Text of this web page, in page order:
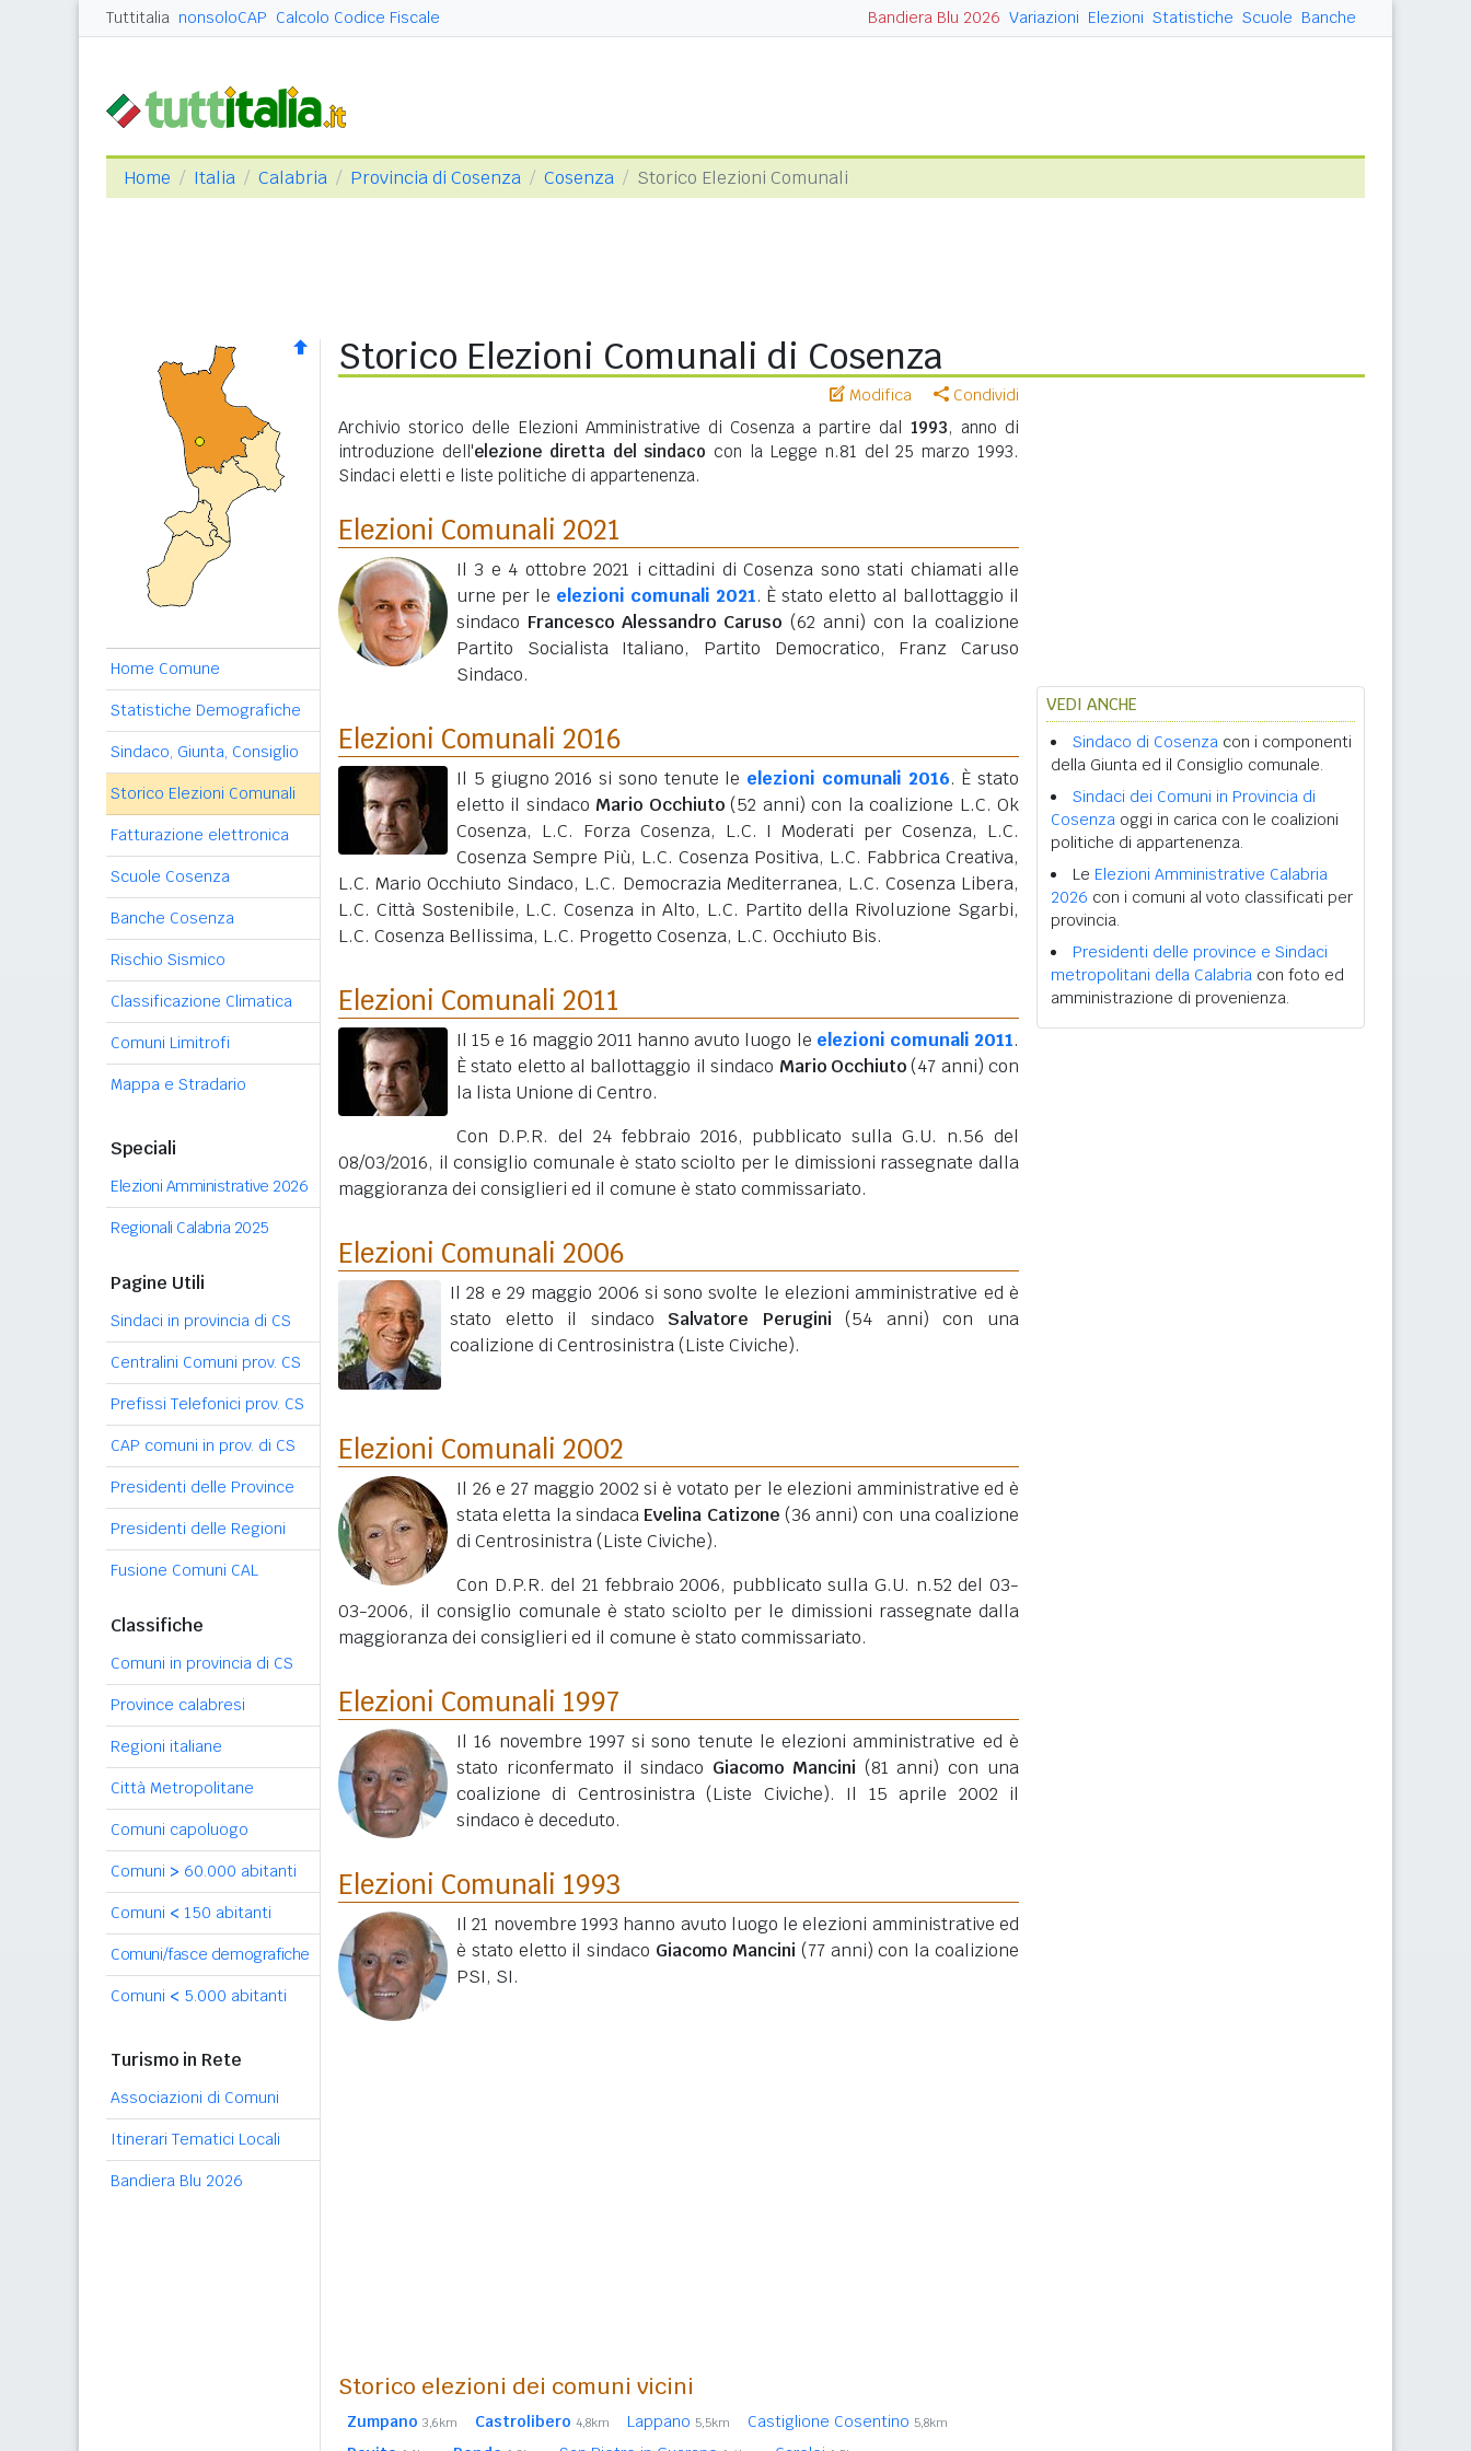
Tuttitalia nonsoloCAP Calcolo Codice Fiscale Bandiera Blu 2026 Variazioni Elezioni Statistiche Scuole Banche
Home Italia Calabria Provincia di Cosenza Cosenza Storico Elezioni Comunali
Home Comune
Statistiche Demografiche
Sindaco, Giunta, Consiglio
Storico Elezioni Comunali
Fatturazione elettronica
Scuole Cosenza
Banche Cosenza
Rischio Sismico
Classificazione Climatica
Comuni Limitrofi
Mappa e Stradario
Speciali
Elezioni Amministrative 2026
Regionali Calabria 2025
Pagine Utili
Sindaci in provincia di CS
Centralini Comuni prov. CS
Prefissi Telefonici prov. CS
CAP comuni in prov. di CS
Presidenti delle Province
Presidenti delle Regioni
Fusione Comuni CAL
Classifiche
Comuni in provincia di CS
Province calabresi
Regioni italiane
Città Metropolitane
Comuni capoluogo
Comuni > 60.000 abitanti
Comuni < 150 abitanti
Comuni/fasce demografiche
Comuni < 5.000 abitanti
Turismo in Rete
Associazioni di Comuni
Itinerari Tematici Locali
Bandiera Blu 2026
Storico Elezioni Comunali di Cosenza
Modifica Condividi
Archivio storico delle Elezioni Amministrative di Cosenza a partire dal 1993, anno di
introduzione dell'elezione diretta del sindaco con la Legge n.81 del 25 marzo 1993.
Sindaci eletti e liste politiche di appartenenza.
Elezioni Comunali 2021
Il 3 e 4 ottobre 2021 i cittadini di Cosenza sono stati chiamati alle
urne per le elezioni comunali 2021. È stato eletto al ballottaggio il
sindaco Francesco Alessandro Caruso (62 anni) con la coalizione
Partito Socialista Italiano, Partito Democratico, Franz Caruso
Sindaco.
Elezioni Comunali 2016
Il 5 giugno 2016 si sono tenute le elezioni comunali 2016. È stato
eletto il sindaco Mario Occhiuto (52 anni) con la coalizione L.C. Ok
Cosenza, L.C. Forza Cosenza, L.C. I Moderati per Cosenza, L.C.
Cosenza Sempre Più, L.C. Cosenza Positiva, L.C. Fabbrica Creativa,
L.C. Mario Occhiuto Sindaco, L.C. Democrazia Mediterranea, L.C. Cosenza Libera,
L.C. Città Sostenibile, L.C. Cosenza in Alto, L.C. Partito della Rivoluzione Sgarbi,
L.C. Cosenza Bellissima, L.C. Progetto Cosenza, L.C. Occhiuto Bis.
Elezioni Comunali 2011
Il 15 e 16 maggio 2011 hanno avuto luogo le elezioni comunali 2011.
È stato eletto al ballottaggio il sindaco Mario Occhiuto (47 anni) con
la lista Unione di Centro.
Con D.P.R. del 24 febbraio 2016, pubblicato sulla G.U. n.56 del
08/03/2016, il consiglio comunale è stato sciolto per le dimissioni rassegnate dalla
maggioranza dei consiglieri ed il comune è stato commissariato.
Elezioni Comunali 2006
Il 28 e 29 maggio 2006 si sono svolte le elezioni amministrative ed è
stato eletto il sindaco Salvatore Perugini (54 anni) con una
coalizione di Centrosinistra (Liste Civiche).
Elezioni Comunali 2002
Il 26 e 27 maggio 2002 si è votato per le elezioni amministrative ed è
stata eletta la sindaca Evelina Catizone (36 anni) con una coalizione
di Centrosinistra (Liste Civiche).
Con D.P.R. del 21 febbraio 2006, pubblicato sulla G.U. n.52 del 03-
03-2006, il consiglio comunale è stato sciolto per le dimissioni rassegnate dalla
maggioranza dei consiglieri ed il comune è stato commissariato.
Elezioni Comunali 1997
Il 16 novembre 1997 si sono tenute le elezioni amministrative ed è
stato riconfermato il sindaco Giacomo Mancini (81 anni) con una
coalizione di Centrosinistra (Liste Civiche). Il 15 aprile 2002 il
sindaco è deceduto.
Elezioni Comunali 1993
Il 21 novembre 1993 hanno avuto luogo le elezioni amministrative ed
è stato eletto il sindaco Giacomo Mancini (77 anni) con la coalizione
PSI, SI.
Storico elezioni dei comuni vicini
Zumpano 3,6km Castrolibero 4,8km Lappano 5,5km Castiglione Cosentino 5,8km
VEDI ANCHE
Sindaco di Cosenza con i componenti
della Giunta ed il Consiglio comunale.
Sindaci dei Comuni in Provincia di
Cosenza oggi in carica con le coalizioni
politiche di appartenenza.
Le Elezioni Amministrative Calabria
2026 con i comuni al voto classificati per
provincia.
Presidenti delle province e Sindaci
metropolitani della Calabria con foto ed
amministrazione di provenienza.